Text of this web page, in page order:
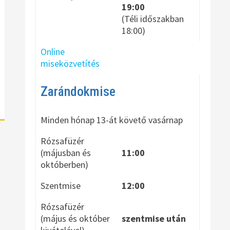
19:00
(Téli időszakban
18:00)
Online
miseközvetítés
Zarándokmise
Minden hónap 13-át követő vasárnap
Rózsafüzér
(májusban és
októberben)
11:00
Szentmise
12:00
Rózsafüzér
(május és október
szentmise után